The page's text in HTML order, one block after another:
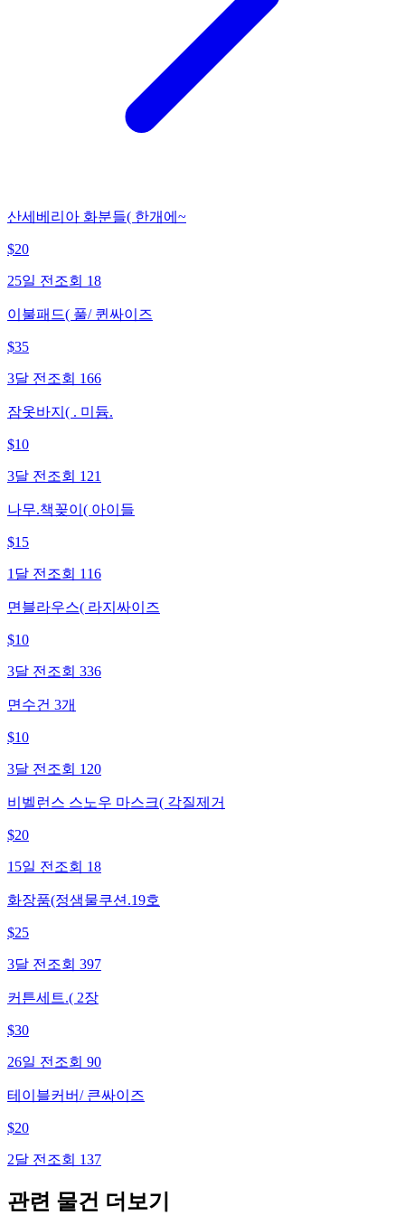
산세베리아 화분들( 한개에~
$20
25일 전 조회 18
이불패드( 풀/ 퀸싸이즈
$35
3달 전 조회 166
잠옷바지( . 미듐.
$10
3달 전 조회 121
나무.책꽂이( 아이들
$15
1달 전 조회 116
면블라우스( 라지싸이즈
$10
3달 전 조회 336
면수건 3개
$10
3달 전 조회 120
비벨런스 스노우 마스크( 각질제거
$20
15일 전 조회 18
화장품(정샘물쿠션.19호
$25
3달 전 조회 397
커튼세트.( 2장
$30
26일 전 조회 90
테이블커버/ 큰싸이즈
$20
2달 전 조회 137
관련 물건 더보기